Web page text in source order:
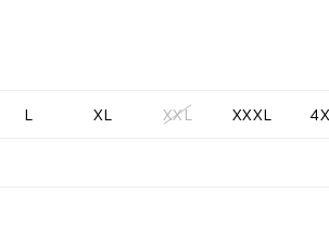
L XL XXL XXXL